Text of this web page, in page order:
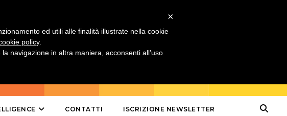
CONTATTI ISCRIZIONE NEWSLETTER
×
ed utili alle finalità illustrate nella cookie
policy.
navigazione in altra maniera, acconsenti all’uso